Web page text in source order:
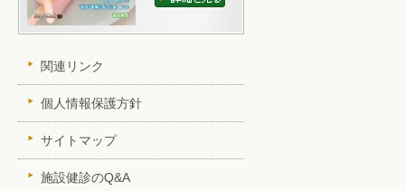
関連リンク
個人情報保護方針
サイトマップ
施設健診のQ&A